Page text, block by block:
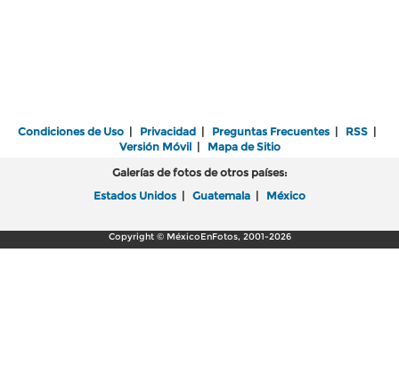
Condiciones de Uso | Privacidad | Preguntas Frecuentes | RSS |
Versión Móvil| Mapa de Sitio
Galerías de fotos de otros países:
Estados Unidos | Guatemala | México
Copyright © MéxicoEnFotos, 2001-2026